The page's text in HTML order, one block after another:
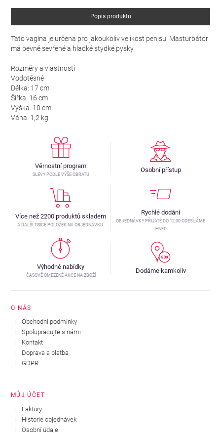
Popis produktu
Tato vagína je určena pro jakoukoliv velikost penisu. Masturbátor
má pevně sevřené a hladké stydké pysky.
Rozměry a vlastnosti
Vodotěsné
Délka: 17 cm
Šířka: 16 cm
Výška: 10 cm
Váha: 1,2 kg
Věrnostní program
SLEVY PODLE VÝŠE OBRATU
Osobní přístup
Více než 2200 produktů skladem
A DALŠÍ TISÍCE POLOŽEK NA OBJEDNÁVKU.
Rychlé dodání
OBJEDNÁVKY PŘIJATÉ DO 12:00 ODESÍLÁME
IHNED
Výhodné nabídky
ČASOVĚ OMEZENÉ AKCE NA ZBOŽÍ
Dodáme kamkoliv
O NÁS
Obchodní podmínky
Spolupracujte s námi
Kontakt
Doprava a platba
GDPR
MŮJ ÚČET
Faktury
Historie objednávek
Osobní údaje